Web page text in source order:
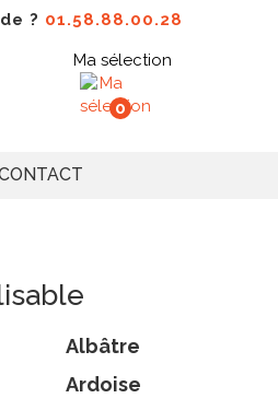
? 01.58.88.00.28
Ma sélection
0
Albâtre
Ardoise